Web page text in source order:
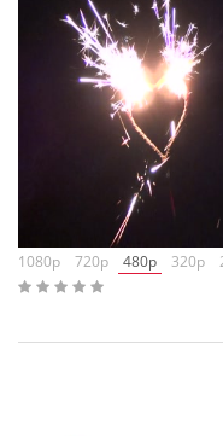
1080p
720p 480p 320p